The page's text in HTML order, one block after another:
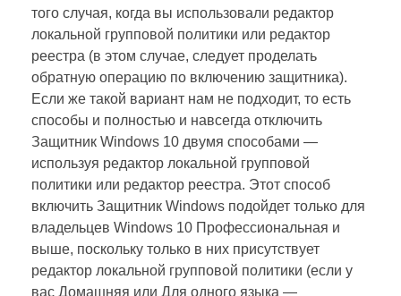
того случая, когда вы использовали редактор
локальной групповой политики или редактор
реестра (в этом случае, следует проделать
обратную операцию по включению защитника).
Если же такой вариант нам не подходит, то есть
способы и полностью и навсегда отключить
Защитник Windows 10 двумя способами —
используя редактор локальной групповой
политики или редактор реестра. Этот способ
включить Защитник Windows подойдет только для
владельцев Windows 10 Профессиональная и
выше, поскольку только в них присутствует
редактор локальной групповой политики (если у
вас Домашняя или Для одного языка —